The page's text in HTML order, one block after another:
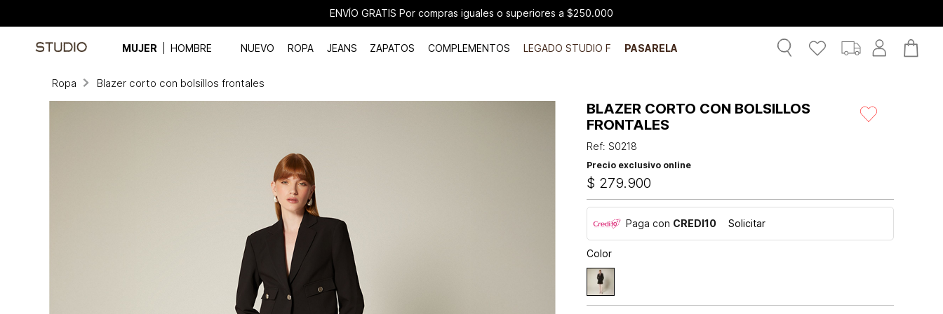
ENVÍO GRATIS Por compras iguales o superiores a $250.000
MUJER HOMBRE NUEVO ROPA JEANS ZAPATOS COMPLEMENTOS LEGADO STUDIO F PASARELA
Ropa Blazer corto con bolsillos frontales
BLAZER CORTO CON BOLSILLOS
FRONTALES
Ref:S0218
Precio exclusivo online
$ 279.900
Paga con CREDI10 Solicitar
Color